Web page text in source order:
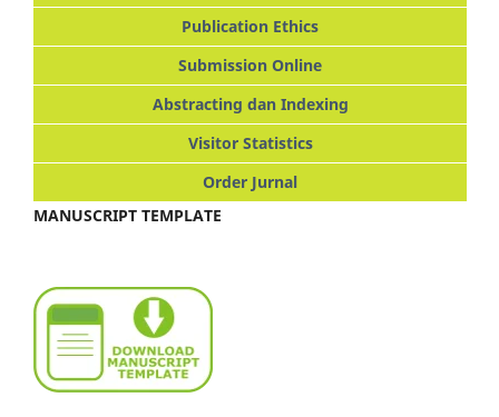
Publication Ethics
Submission Online
Abstracting dan Indexing
Visitor Statistics
Order Jurnal
MANUSCRIPT TEMPLATE